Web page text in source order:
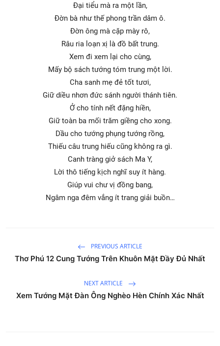
Đại tiểu mà ra một lần,
Đờn bà như thế phong trần dâm ô.
Đờn ông mà cặp mày rô,
Râu ria loạn xị là đồ bất trung.
Xem đi xem lại cho cùng,
Mấy bộ sách tướng tóm trung một lời.
Cha sanh mẹ đẻ tốt tươi,
Giữ diều nhơn đức sánh người thánh tiên.
Ở cho tính nết đặng hiền,
Giữ toàn ba mối trăm giềng cho xong.
Dầu cho tướng phụng tướng rồng,
Thiếu câu trung hiếu cũng không ra gì.
Canh tràng giở sách Ma Y,
Lời thô tiếng kịch nghĩ suy ít hàng.
Giúp vui chư vị đồng bang,
Ngâm nga đêm vắng ít trang giải buồn…
PREVIOUS ARTICLE
Thơ Phú 12 Cung Tướng Trên Khuôn Mặt Đầy Đủ Nhất
NEXT ARTICLE
Xem Tướng Mặt Đàn Ông Nghèo Hèn Chính Xác Nhất